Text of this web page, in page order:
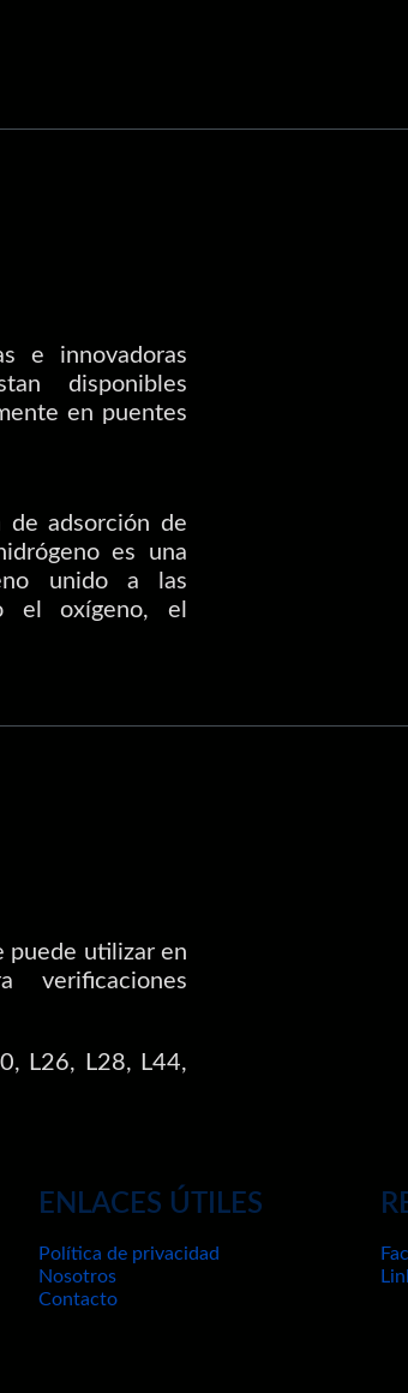
e innovadoras
disponibles
en puentes
de adsorción de
es una
unido a las
el oxígeno, el
puede utilizar en
verificaciones
L26, L28, L44,
ENLACES ÚTILES
Política de privacidad
Nosotros
Contacto